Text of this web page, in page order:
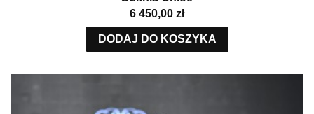
Cena
6 450,00 zł
DODAJ DO KOSZYKA